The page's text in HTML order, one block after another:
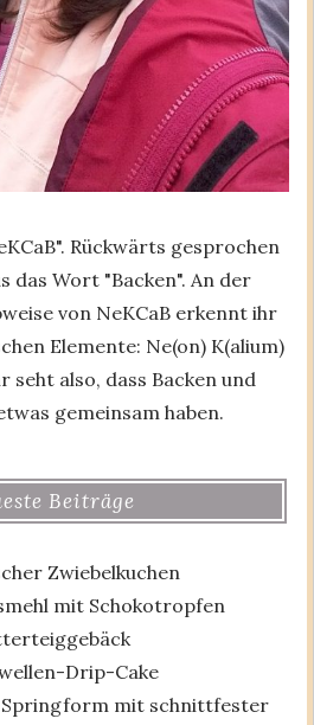
Rückwärts gesprochen
das Wort "Backen". An der
von NeKCaB erkennt ihr
Elemente: Ne(on) K(alium)
seht also, dass Backen und
gemeinsam haben.
Beiträge
Zwiebelkuchen
mit Schokotropfen
Drip-Cake
Springform mit schnittfester